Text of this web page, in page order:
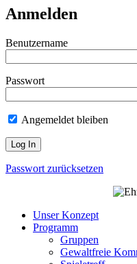
Anmelden
Benutzername
Passwort
Angemeldet bleiben
Passwort zurücksetzen
Unser Konzept
Programm
Gruppen
Gewaltfreie